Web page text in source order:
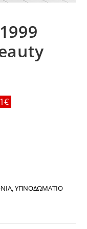
,ΥΠΝΟΔΩΜΑΤΙΟ